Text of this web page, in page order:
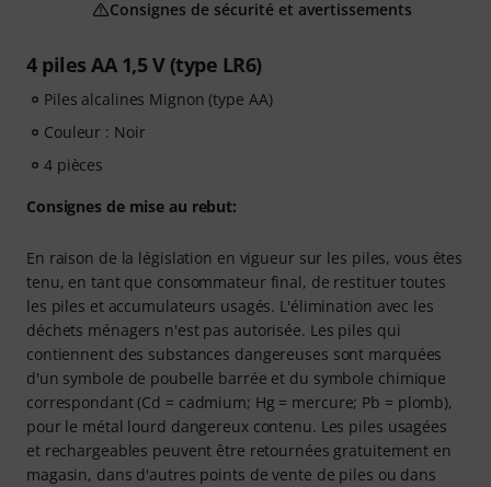
4 piles AA 1,5 V (type LR6)
Piles alcalines Mignon (type AA)
Couleur : Noir
4 pièces
Consignes de mise au rebut:
En raison de la législation en vigueur sur les piles, vous êtes
tenu, en tant que consommateur final, de restituer toutes
les piles et accumulateurs usagés. L'élimination avec les
déchets ménagers n'est pas autorisée. Les piles qui
contiennent des substances dangereuses sont marquées
d'un symbole de poubelle barrée et du symbole chimique
correspondant (Cd = cadmium; Hg = mercure; Pb = plomb),
pour le métal lourd dangereux contenu. Les piles usagées
et rechargeables peuvent être retournées gratuitement en
magasin, dans d'autres points de vente de piles ou dans
Consignes de sécurité et avertissements